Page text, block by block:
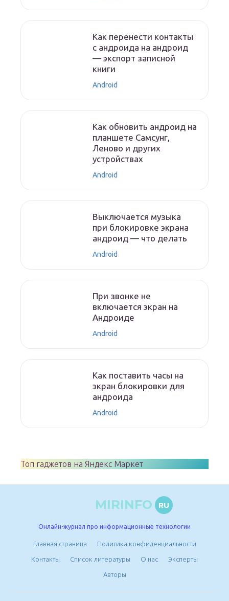
Как перенести контакты
с андроида на андроид
— экспорт записной
книги
Android
Как обновить андроид на
планшете Самсунг,
Леново и других
устройствах
Android
Выключается музыка
при блокировке экрана
андроид — что делать
Android
При звонке не
включается экран на
Андроиде
Android
Как поставить часы на
экран блокировки для
андроида
Android
Топ гаджетов на Яндекс Маркет
MIRINFO RU
Онлайн-журнал про информационные технологии
Главная страница Политика конфиденциальности
Контакты Список литературы О нас Эксперты
Авторы